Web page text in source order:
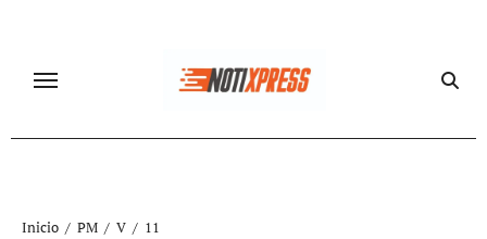
contenido
Inicio PM V
11